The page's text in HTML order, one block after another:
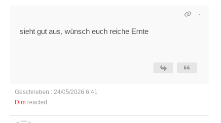
sieht gut aus, wünsch euch reiche Ernte
Geschrieben : 24/05/2026 6:41
Dim reacted